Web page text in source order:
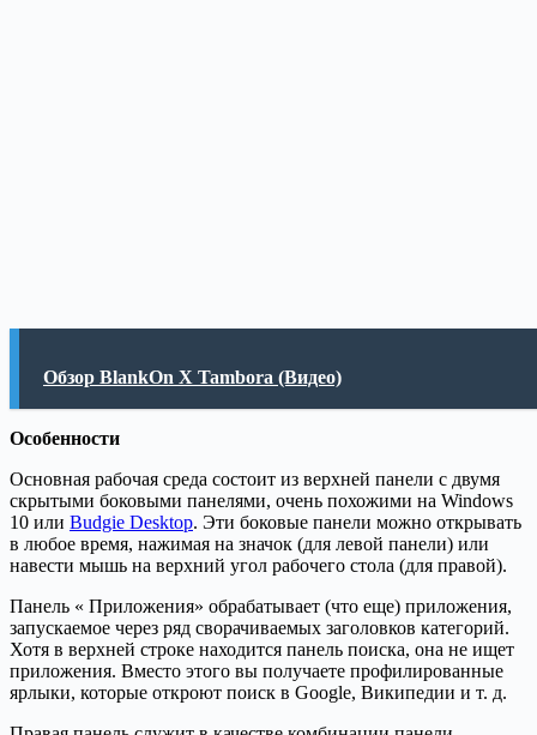
Обзор BlankOn X Tambora (Видео)
Особенности
Основная рабочая среда состоит из верхней панели с двумя
скрытыми боковыми панелями, очень похожими на Windows
10 или Budgie Desktop. Эти боковые панели можно открывать
в любое время, нажимая на значок (для левой панели) или
навести мышь на верхний угол рабочего стола (для правой).
Панель « Приложения» обрабатывает (что еще) приложения,
запускаемое через ряд сворачиваемых заголовков категорий.
Хотя в верхней строке находится панель поиска, она не ищет
приложения. Вместо этого вы получаете профилированные
ярлыки, которые откроют поиск в Google, Википедии и т. д.